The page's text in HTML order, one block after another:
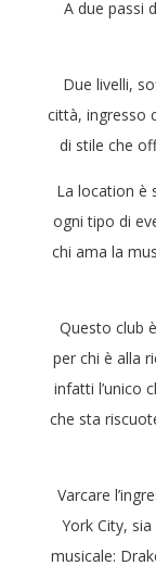
A due passi
Due livelli,
città, ingresso
di stile che
La location è
ogni tipo di
chi ama la
Questo club
per chi è alla
infatti l’unico
che sta
Varcare
York City,
musicale: